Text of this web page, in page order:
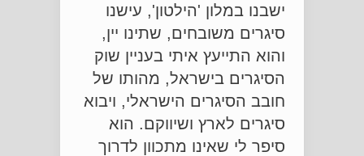
ישבנו במלון 'הילטון', עישנו
סיגרים משובחים, שתינו יין,
והוא התייעץ איתי בעניין שוק
הסיגרים בישראל, מהותו של
חובב הסיגרים הישראלי, ויבוא
סיגרים לארץ ושיווקם. הוא
סיפר לי שאינו מתכוון לדרוך